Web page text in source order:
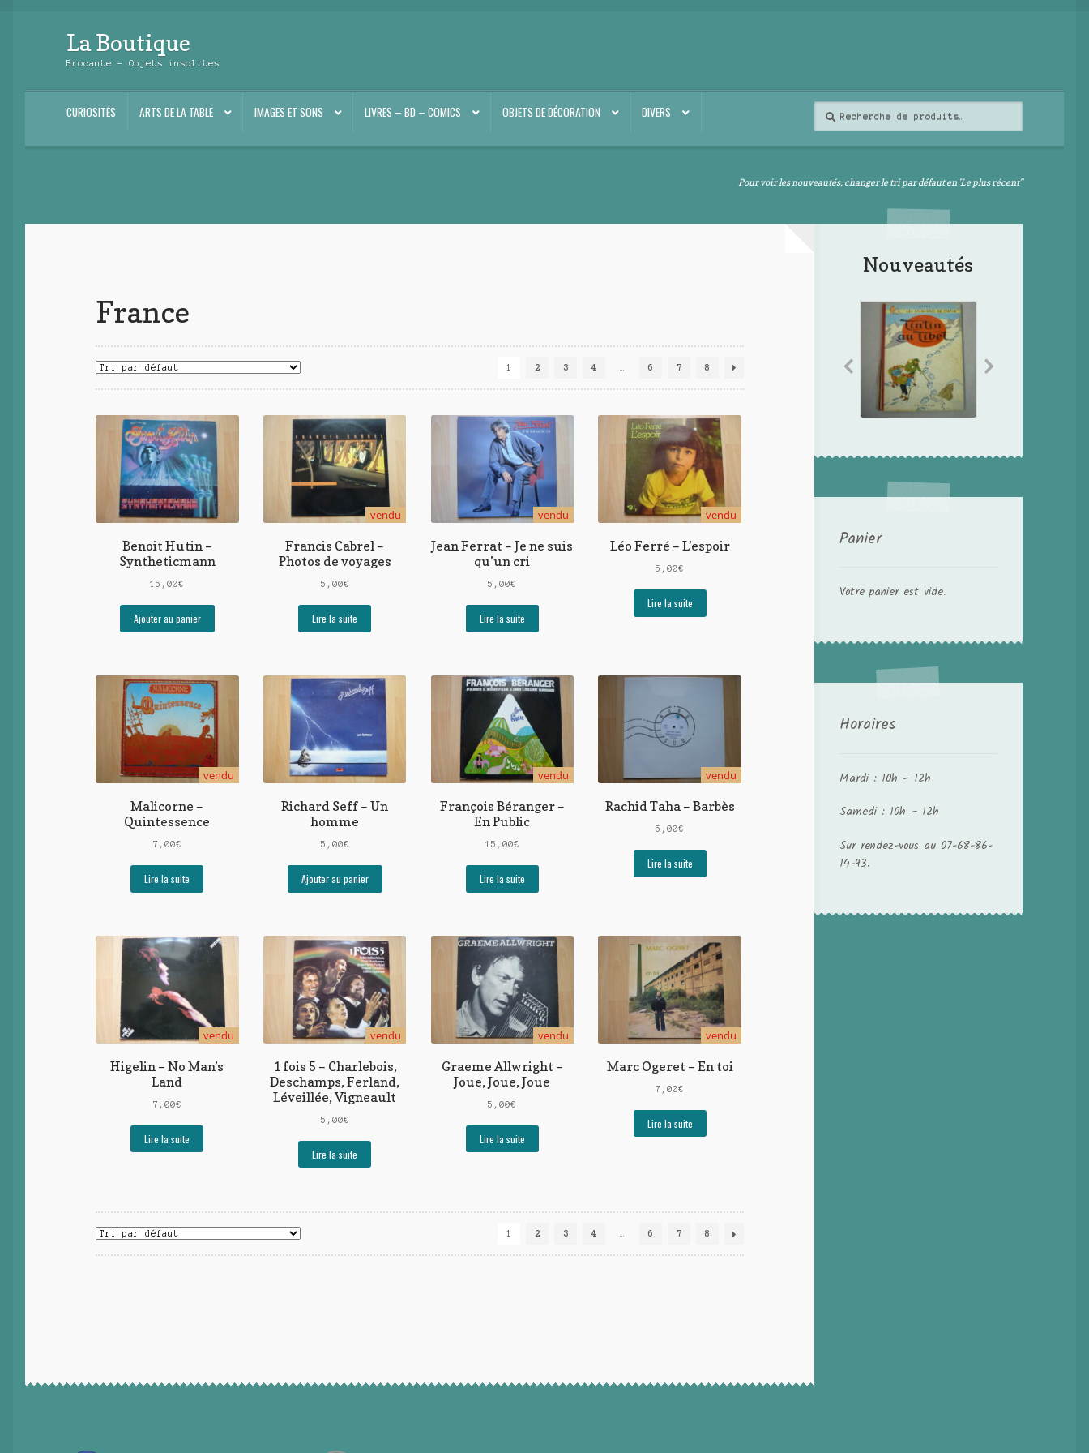
Aller
à
navigation
Aller
au
La Boutique
Brocante – Objets insolites
CURIOSITÉS ARTS DE LA TABLE IMAGES ET SONS LIVRES – BD – COMICS OBJETS DE DÉCORATION DIVERS
pour :
Pour voir les nouveautés, changer le tri par défaut en 'Le plus récent"
France
1 2 3 4 6 7 8
Benoit Hutin –
Syntheticmann
15,00€
Ajouter au panier
vendu
Francis Cabrel –
Photos de voyages
5,00€
Lire la suite
vendu
Jean Ferrat – Je ne suis
qu’un cri
5,00€
Lire la suite
vendu
Léo Ferré – L’espoir
5,00€
Lire la suite
vendu
Malicorne –
Quintessence
7,00€
Lire la suite
Richard Seff – Un
homme
5,00€
Ajouter au panier
vendu
François Béranger –
En Public
15,00€
Lire la suite
vendu
Rachid Taha – Barbès
5,00€
Lire la suite
vendu
Higelin – No Man’s
Land
7,00€
Lire la suite
vendu
1 fois 5 – Charlebois,
Deschamps, Ferland,
Léveillée, Vigneault
5,00€
Lire la suite
vendu
Graeme Allwright –
Joue, Joue, Joue
5,00€
Lire la suite
vendu
Marc Ogeret – En toi
7,00€
Lire la suite
1 2 3 4 6 7 8
Nouveautés
Panier
Votre panier est vide.
Horaires
Mardi : 10h – 12h
Samedi : 10h – 12h
Sur rendez-vous au 07-68-86-
14-93.